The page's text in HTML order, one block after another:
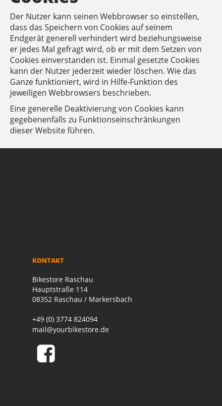
Der Nutzer kann seinen Webbrowser so einstellen,
dass das Speichern von Cookies auf seinem
Endgerät generell verhindert wird beziehungsweise
er jedes Mal gefragt wird, ob er mit dem Setzen von
Cookies einverstanden ist. Einmal gesetzte Cookies
kann der Nutzer jederzeit wieder löschen. Wie das
Ganze funktioniert, wird in Hilfe-Funktion des
jeweiligen Webbrowsers beschrieben.
Eine generelle Deaktivierung von Cookies kann
gegebenenfalls zu Funktionseinschränkungen
dieser Website führen.
KONTAKT
Bikestore Raschau
Hauptstraße 114
08352 Raschau / Markersbach
+49 (0) 3774 824094
mail@yourbikestore.de